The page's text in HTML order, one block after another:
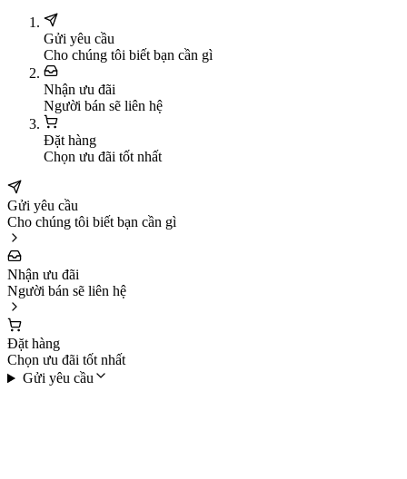
Gửi yêu cầu
Cho chúng tôi biết bạn cần gì
Nhận ưu đãi
Người bán sẽ liên hệ
Đặt hàng
Chọn ưu đãi tốt nhất
Gửi yêu cầu
Cho chúng tôi biết bạn cần gì
Nhận ưu đãi
Người bán sẽ liên hệ
Đặt hàng
Chọn ưu đãi tốt nhất
Gửi yêu cầu